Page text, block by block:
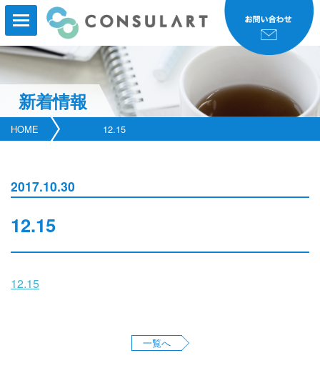
新着情報
HOME 12.15
2017.10.30
12.15
12.15
一覧へ
HOME
事業実績
会社案内